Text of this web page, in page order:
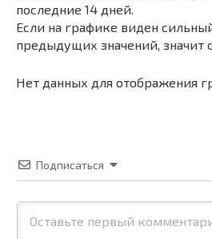
последние 14 дней.
Если на графике виден
предыдущих значений, значит
Нет данных для отображения
Подписаться